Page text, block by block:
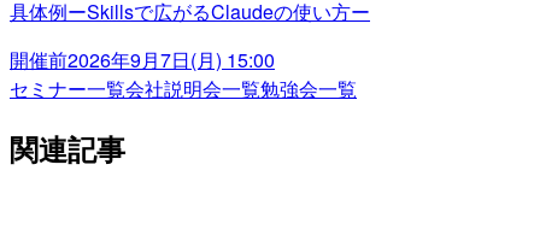
具体例ーSkillsで広がるClaudeの使い方ー
開催前2026年9月7日(月) 15:00
セミナー一覧会社説明会一覧勉強会一覧
関連記事